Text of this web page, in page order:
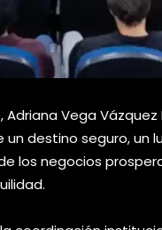
Vega
destino seguro, un
los negocios